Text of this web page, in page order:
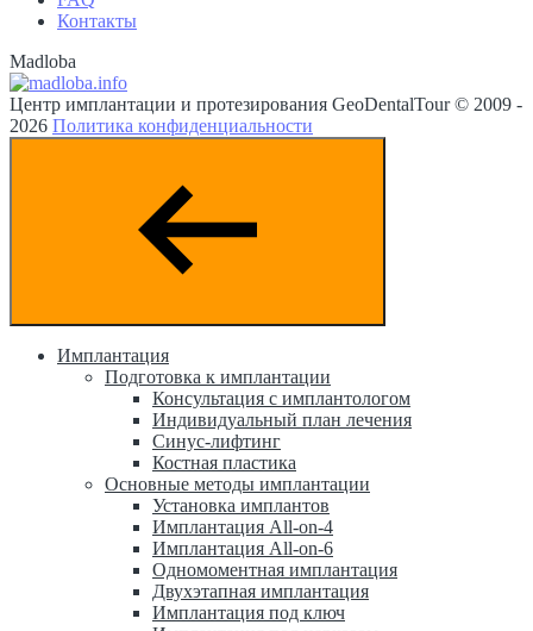
Контакты
Madloba
Центр имплантации и протезирования GeoDentalTour © 2009 -
2026 Политика конфиденциальности
Имплантация
Подготовка к имплантации
Консультация с имплантологом
Индивидуальный план лечения
Синус-лифтинг
Костная пластика
Основные методы имплантации
Установка имплантов
Имплантация All-on-4
Имплантация All-on-6
Одномоментная имплантация
Двухэтапная имплантация
Имплантация под ключ